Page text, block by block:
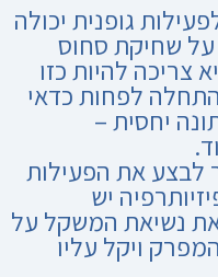
גופנית יכולה
על שחיקת סחוס
צריכה להיות כזו
לפחות כדאי
יחסית –
לבצע את הפעילות
יש
את נשיאת המשקל על
ויקל עליו